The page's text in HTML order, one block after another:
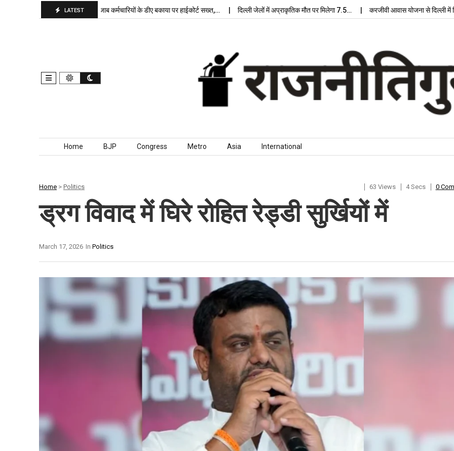
LATEST
बरकरार, बांकीपुर में… पंजाब कर्मचारियों के डीए बकाया पर हाईकोर्ट सख्त,… दिल्ली जेलों में अप्राकृतिक मौत पर मिलेगा 7.5… करजीवी आवास योजना से दिल्ली में
Skip to content
Home BJP Congress Metro Asia International
Home > Politics 63 Views 4 Secs 0
ड्रग विवाद में घिरे रोहित रेड्डी सुर्खियों में
In Politics
March 17, 2026